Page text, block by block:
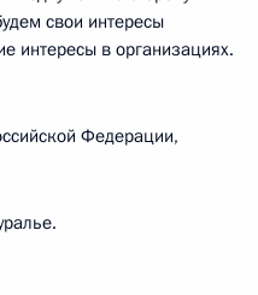
свои интересы
интересы в организациях.
Федерации,